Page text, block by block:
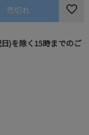
売切れ
)を除く15時までのご